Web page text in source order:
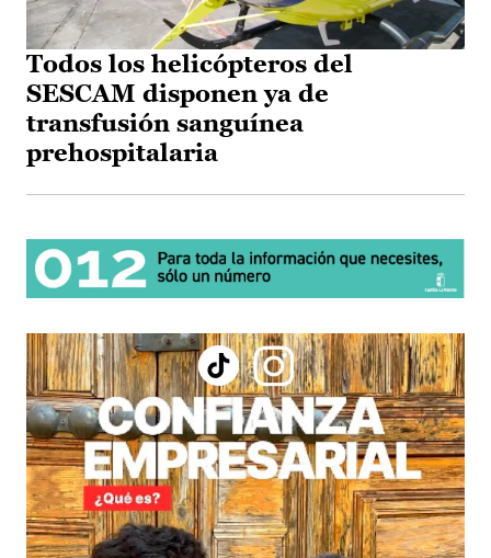
Todos los helicópteros del
SESCAM disponen ya de
transfusión sanguínea
prehospitalaria